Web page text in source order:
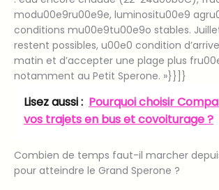
modu00e9ru00e9e, luminositu00e9
conditions mu00e9tu00e9o stables.
restent possibles, u00e0 condition
matin et d’accepter une plage plus
notamment au Petit Sperone. »}}]}
Lisez aussi : Pourquoi choisir
vos trajets en bus et covoiturage ?
Combien de temps faut-il marcher
pour atteindre le Grand Sperone ?